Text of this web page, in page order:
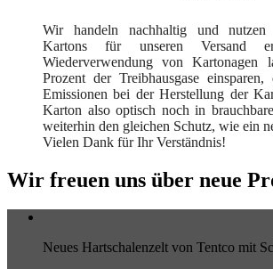
Wir handeln nachhaltig und nutzen
Kartons für unseren Versand
Wiederverwendung von Kartonagen
Prozent der Treibhausgase
Emissionen bei der Herstellung der
Karton also optisch noch in
weiterhin den gleichen Schutz, wie ein
Vielen Dank für Ihr Verständnis!
Wir freuen uns über neue
Neues Hartschalenzelt von Tentco mit